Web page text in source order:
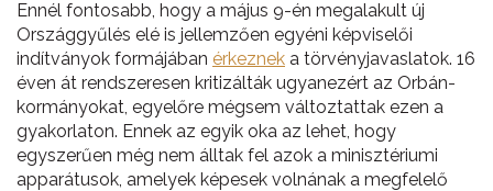
Ennél fontosabb, hogy a május 9-én megalakult új
Országgyűlés elé is jellemzően egyéni képviselői
indítványok formájában érkeznek a törvényjavaslatok. 16
éven át rendszeresen kritizálták ugyanezért az Orbán-
kormányokat, egyelőre mégsem változtattak ezen a
gyakorlaton. Ennek az egyik oka az lehet, hogy
egyszerűen még nem álltak fel azok a minisztériumi
apparátusok, amelyek képesek volnának a megfelelő